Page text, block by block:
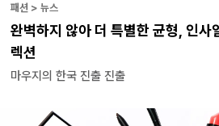
패션 > 뉴스
완벽하지 않아 더 특별한 균형, 인사
렉션
마우지의 한국 진출 진출